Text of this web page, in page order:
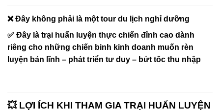
❌ Đây không phải là một tour du lịch nghỉ dưỡng
✅ Đây là trại huấn luyện thực chiến đỉnh cao dành
riêng cho những chiến binh kinh doanh muốn rèn
luyện bản lĩnh – phát triển tư duy – bứt tốc thu nhập
💥 LỢI ÍCH KHI THAM GIA TRẠI HUẤN LUYỆN